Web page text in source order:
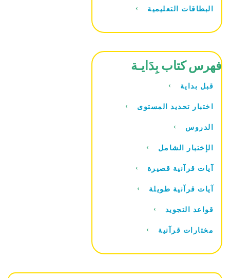
البطاقات التعليمية
فهرس كتاب بِدَايـة
قبل بداية
اختبار تحديد المستوى
الدروس
الإختبار الشامل
آيات قرآنية قصيرة
آيات قرآنية طويلة
قواعد التجويد
مختارات قرآنية